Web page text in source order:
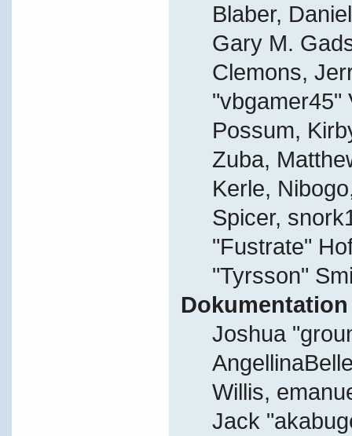
Blaber,
Gary M.
Clemons,
"vbgamer45"
Possum,
Zuba,
Kerle,
Spicer,
"Fustrate"
"Tyrsson"
Dokumentation
Joshua
Willis,
Jack